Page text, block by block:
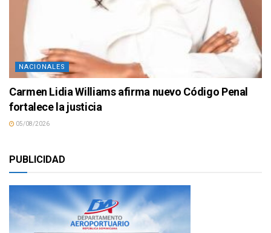
NACIONALES
Carmen Lidia Williams afirma nuevo Código Penal
fortalece la justicia
05/08/2026
PUBLICIDAD